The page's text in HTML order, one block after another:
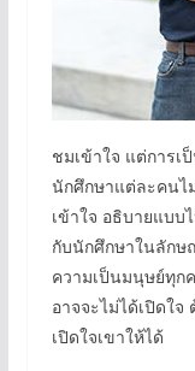
ชมเข้าใจ แต่การ
นักศึกษาแต่ละคนไ
เข้าใจ อธิบายแบ
กับนักศึกษาในลักษ
ความเป็นมนุษย์ทุก
อาจจะไม่ได้เปิดใ
เปิดใจเขาให้ได้